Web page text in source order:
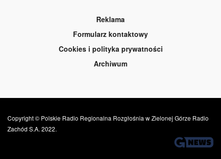
Reklama
Formularz kontaktowy
Cookies i polityka prywatności
Archiwum
Copyright © Polskie Radio Regionalna Rozgłośnia w Zielonej Górze Radio
Zachód S.A. 2022.